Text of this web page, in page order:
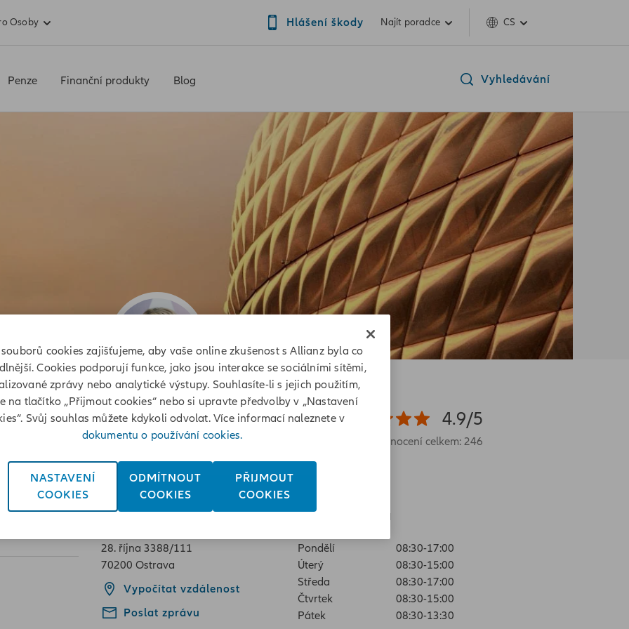
Osoby Hlášení škody Najít poradce CS
Penze Finanční produkty Blog Vyhledávání
října 3388/111, Ostrava 4.9/5
Hodnocení celkem: 246
Adresa
28. října 3388/111
70200 Ostrava
Vypočítat vzdálenost
Poslat zprávu
Otevírací doba
Pondělí
08:30-17:00
Úterý
08:30-15:00
Středa
08:30-17:00
Čtvrtek
08:30-15:00
Pátek
08:30-13:30
cookies zajišťujeme, aby vaše online zkušenost s Allianz byla co
Cookies podporují funkce, jako jsou interakce se sociálními sítěmi,
zprávy nebo analytické výstupy. Souhlasíte-li s jejich použitím,
na tlačítko „Přijmout cookies“ nebo si upravte předvolby v „Nastavení
Svůj souhlas můžete kdykoli odvolat. Více informací naleznete v
dokumentu o používání cookies.
NASTAVENÍ
COOKIES
ODMÍTNOUT
COOKIES
PŘIJMOUT
COOKIES